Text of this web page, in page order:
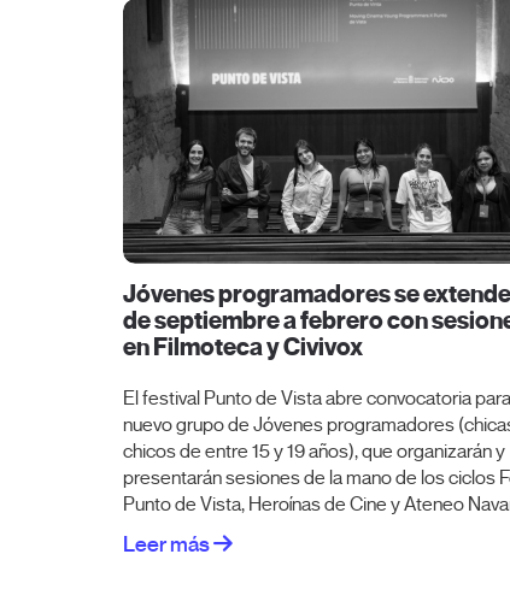
Jóvenes programadores se
de septiembre a febrero con
en Filmoteca y Civivox
El festival Punto de Vista abre convocatoria
nuevo grupo de Jóvenes programadores
chicos de entre 15 y 19 años), que organizarán y
presentarán sesiones de la mano de los ciclos
Punto de Vista, Heroínas de Cine y Ateneo
Leer más